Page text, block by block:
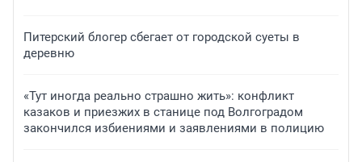
Питерский блогер сбегает от городской суеты в
деревню
«Тут иногда реально страшно жить»: конфликт
казаков и приезжих в станице под Волгоградом
закончился избиениями и заявлениями в полицию